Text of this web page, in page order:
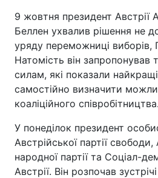
9 жовтня президент Австрії
Беллен ухвалив рішення не
уряду переможниці виборів,
Натомість він запропонував
силам, які показали
самостійно визначити
коаліційного співробітництва.
У понеділок президент
Австрійської партії свободи,
народної партії та Соціал-
Австрії. Він розпочав